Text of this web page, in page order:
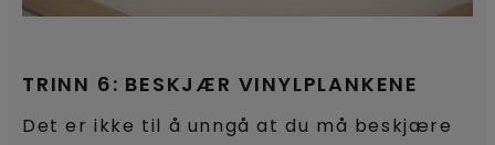
TRINN 6: BESKJÆR VINYLPLANKENE
Det er ikke til å unngå at du må beskjære